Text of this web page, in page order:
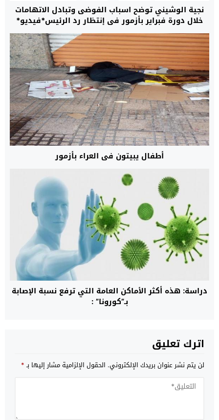
نجية الوشيني توضح اسباب الفوضى وتبادل الاتهامات
خلال دورة فبراير بأزمور في إنتظار رد الرئيس*فيديو*
أطفال يبيتون في العراء بأزمور
دراسة: هذه أكثر الأماكن العامة التي ترفع نسبة الإصابة
بـ”كورونا” :
اترك تعليق
لن يتم نشر عنوان بريدك الإلكتروني. الحقول الإلزامية مشار إليها بـ*